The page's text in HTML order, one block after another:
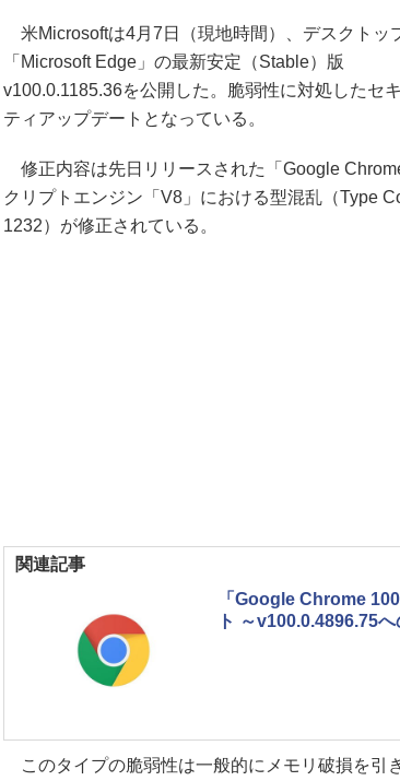
米Microsoftは4月7日（現地時間）、デスクトッ
「Microsoft Edge」の最新安定（Stable）版
v100.0.1185.36を公開した。脆弱性に対処したセ
ティアップデートとなっている。
修正内容は先日リリースされた「Google
クリプトエンジン「V8」における型混乱（Type
1232）が修正されている。
関連記事
「Google Chrome
ト ～v100.0.4896.75
このタイプの脆弱性は一般的にメモリ破損を引